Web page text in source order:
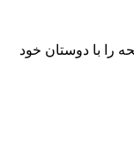
را با دوستان خود